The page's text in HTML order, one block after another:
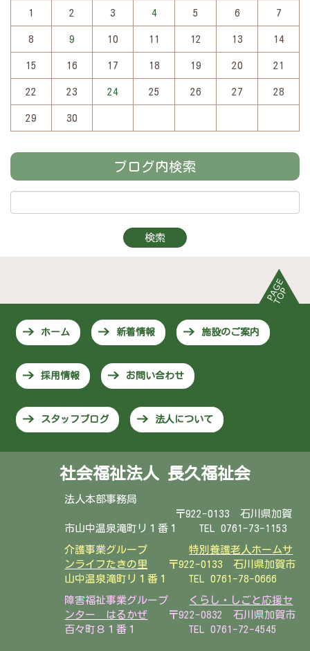
1 2 3 4 5 6 7
8 9 10 11 12 13 14
15 16 17 18 19 20 21
22 23 24 25 26 27 28
29 30
ブログ内検索
ホーム 新着情報 施設のご案内
採用情報 お問い合わせ
スタッフブログ 法人について
社会福祉法人 長久福祉会
法人本部事務局
〒922-0133 石川県加賀
市山中温泉滝町リ１番１ TEL 0761-73-1153
介護事業グループ特別養護老人ホームサ
ンライフたきの里
〒922-0133 石川県加賀市
山中温泉滝町リ１番１
TEL 0761-78-0666
障害福祉事業グループ
くらし・しごと応援セ
ンター はるかぜ 〒922-0832 石川県加賀市
百々町８１番１ TEL 0761-72-4545